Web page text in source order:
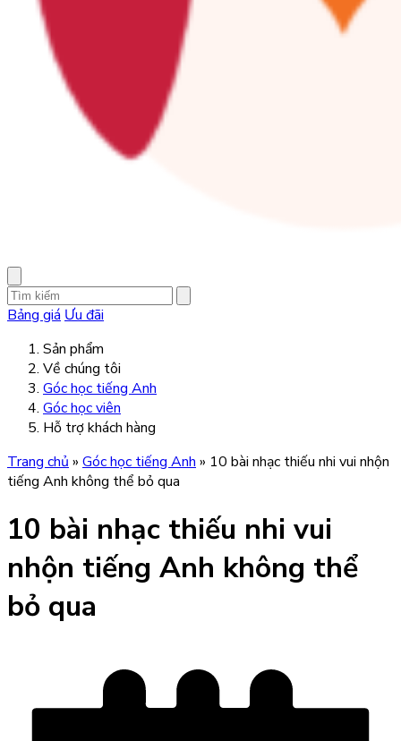
Bảng giá Ưu đãi
Sản phẩm
Về chúng tôi
Góc học tiếng Anh
Góc học viên
Hỗ trợ khách hàng
Trang chủ » Góc học tiếng Anh » 10 bài nhạc thiếu nhi vui nhộn
tiếng Anh không thể bỏ qua
10 bài nhạc thiếu nhi vui
nhộn tiếng Anh không thể
bỏ qua